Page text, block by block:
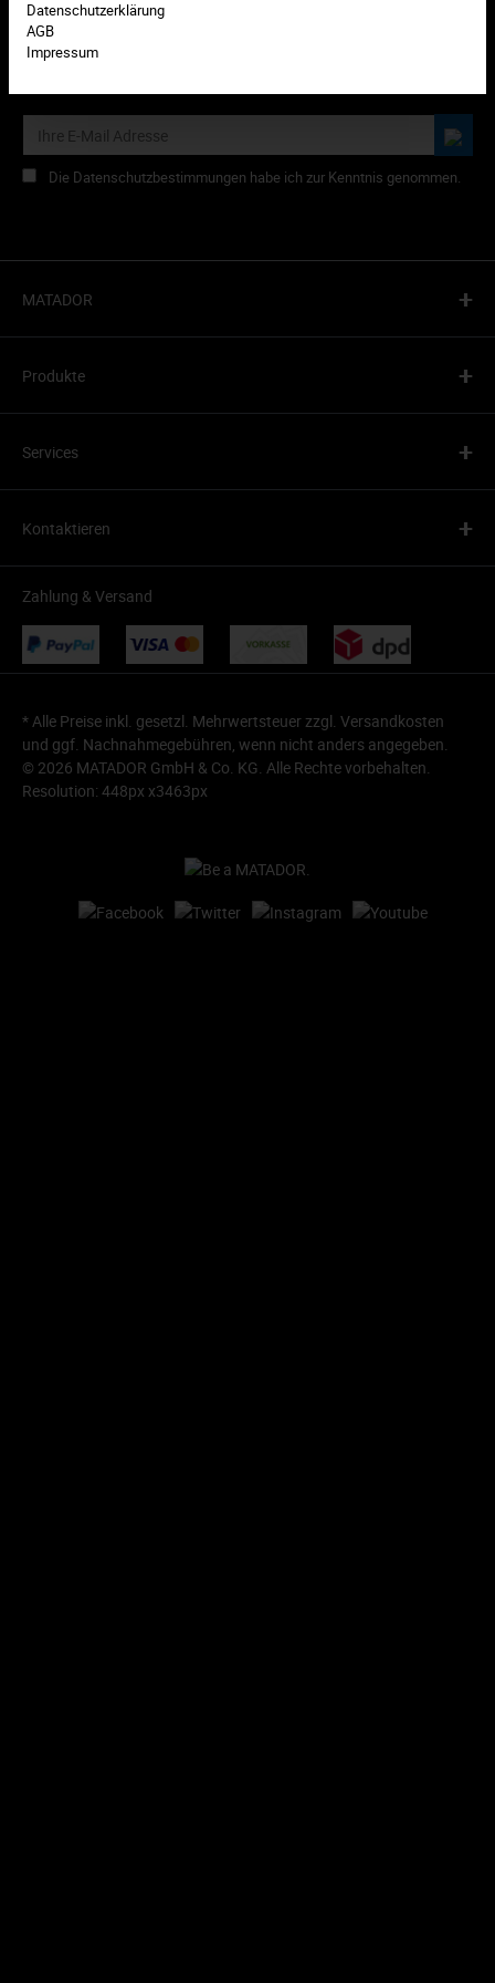
Abonnieren Sie den kostenlosen Newsletter und verpassen Sie
Die Datenschutzbestimmungen habe ich zur Kenntnis genommen.
MATADOR +
Produkte +
Services +
Kontaktieren +
Zahlung & Versand
* Alle Preise inkl. gesetzl. Mehrwertsteuer zzgl. Versandkosten
und ggf. Nachnahmegebühren, wenn nicht anders angegeben.
© 2026 MATADOR GmbH & Co. KG. Alle Rechte vorbehalten.
Resolution: 448px x3463px
Datenschutzerklärung
AGB
Impressum